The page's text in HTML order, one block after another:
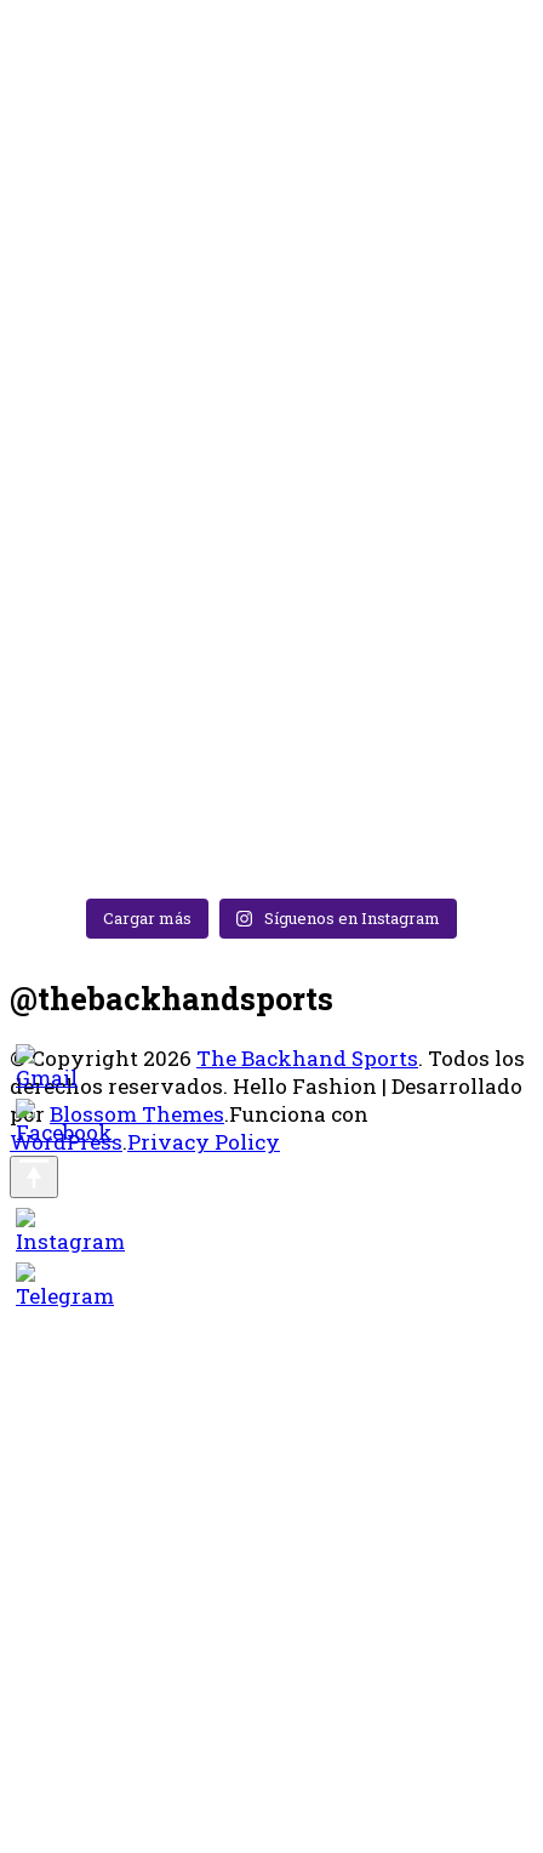
Cargar más Síguenos en Instagram
@thebackhandsports
© Copyright 2026 The Backhand Sports. Todos los
derechos reservados. Hello Fashion | Desarrollado
por Blossom Themes.Funciona con
WordPress.Privacy Policy